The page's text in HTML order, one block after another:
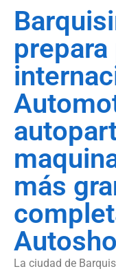
prepara
más
La ciudad de